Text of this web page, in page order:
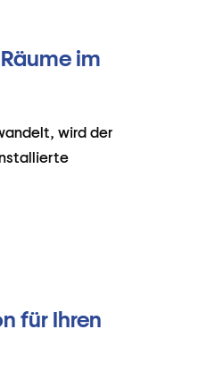
im
wird der
für Ihren